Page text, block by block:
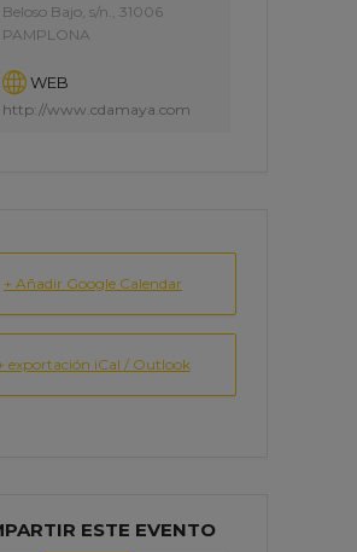
Beloso Bajo, s/n., 31006
PAMPLONA
WEB
http://www.cdamaya.com
+ Añadir Google Calendar
exportación iCal / Outlook
ESTE EVENTO